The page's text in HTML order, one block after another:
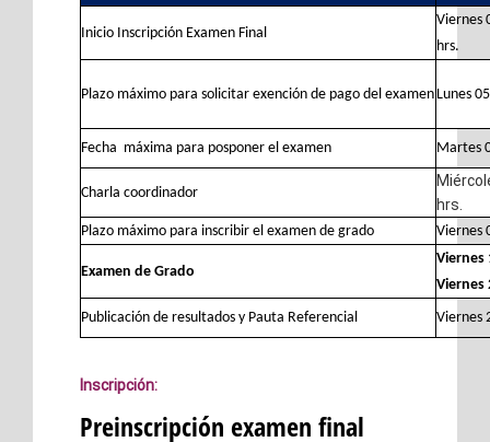
Inicio Inscripción Examen Final
Viernes
hrs.
Plazo máximo para solicitar exención de pago del examen Lunes
Fecha máxima para posponer el examen Martes
Charla coordinador
hrs.
Plazo máximo para inscribir el examen de grado Viernes
Examen de Grado
Viernes
Viernes
Publicación de resultados y Pauta Referencial
Viernes
Inscripción: